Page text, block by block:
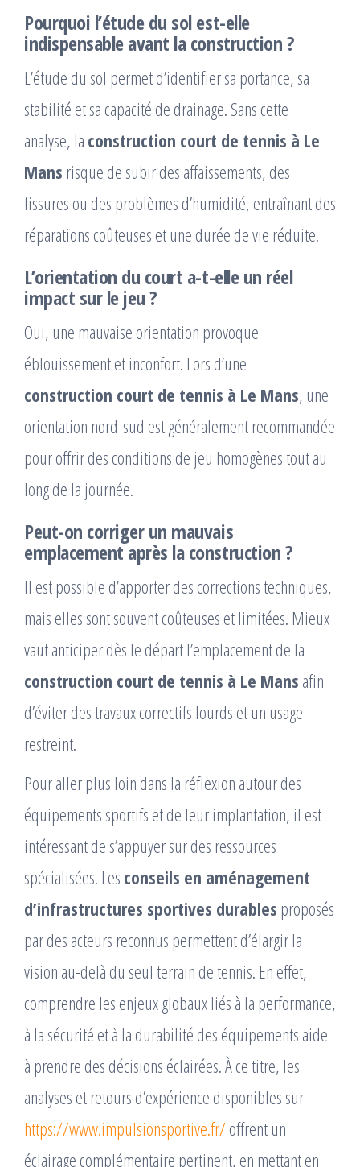
Pourquoi l’étude du sol est-elle
indispensable avant la construction ?
L’étude du sol permet d’identifier sa portance, sa
stabilité et sa capacité de drainage. Sans cette
analyse, la construction court de tennis à Le
Mans risque de subir des affaissements, des
fissures ou des problèmes d’humidité, entraînant des
réparations coûteuses et une durée de vie réduite.
L’orientation du court a-t-elle un réel
impact sur le jeu ?
Oui, une mauvaise orientation provoque
éblouissement et inconfort. Lors d’une
construction court de tennis à Le Mans, une
orientation nord-sud est généralement recommandée
pour offrir des conditions de jeu homogènes tout au
long de la journée.
Peut-on corriger un mauvais
emplacement après la construction ?
Il est possible d’apporter des corrections techniques,
mais elles sont souvent coûteuses et limitées. Mieux
vaut anticiper dès le départ l’emplacement de la
construction court de tennis à Le Mans afin
d’éviter des travaux correctifs lourds et un usage
restreint.
Pour aller plus loin dans la réflexion autour des
équipements sportifs et de leur implantation, il est
intéressant de s’appuyer sur des ressources
spécialisées. Les conseils en aménagement
d’infrastructures sportives durables proposés
par des acteurs reconnus permettent d’élargir la
vision au-delà du seul terrain de tennis. En effet,
comprendre les enjeux globaux liés à la performance,
à la sécurité et à la durabilité des équipements aide
à prendre des décisions éclairées. À ce titre, les
analyses et retours d’expérience disponibles sur
https://www.impulsionsportive.fr/ offrent un
éclairage complémentaire pertinent, en mettant en